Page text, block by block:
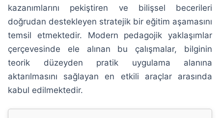
kazanımlarını pekiştiren ve bilişsel becerileri
doğrudan destekleyen stratejik bir eğitim aşamasını
temsil etmektedir. Modern pedagojik yaklaşımlar
çerçevesinde ele alınan bu çalışmalar, bilginin
teorik düzeyden pratik uygulama alanına
aktarılmasını sağlayan en etkili araçlar arasında
kabul edilmektedir.